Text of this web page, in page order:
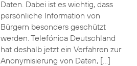
Daten. Dabei ist es wichtig, dass
persönliche Information von
Bürgern besonders geschützt
werden. Telefónica Deutschland
hat deshalb jetzt ein Verfahren zur
Anonymisierung von Daten, […]